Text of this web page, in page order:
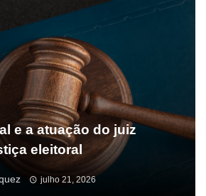
e a atuação do juiz
eleitoral
julho 21, 2026